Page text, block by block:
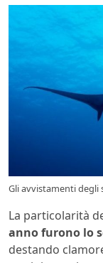
Gli avvistamenti degli
La particolarità
anno furono lo
destando